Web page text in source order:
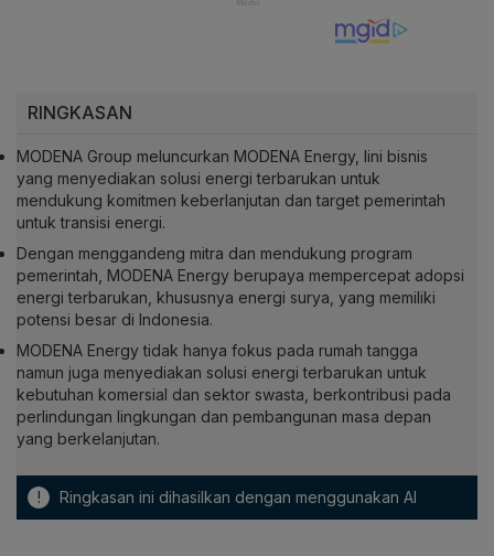
RINGKASAN
MODENA Group meluncurkan MODENA Energy, lini bisnis
yang menyediakan solusi energi terbarukan untuk
mendukung komitmen keberlanjutan dan target pemerintah
untuk transisi energi.
Dengan menggandeng mitra dan mendukung program
pemerintah, MODENA Energy berupaya mempercepat adopsi
energi terbarukan, khususnya energi surya, yang memiliki
potensi besar di Indonesia.
MODENA Energy tidak hanya fokus pada rumah tangga
namun juga menyediakan solusi energi terbarukan untuk
kebutuhan komersial dan sektor swasta, berkontribusi pada
perlindungan lingkungan dan pembangunan masa depan
yang berkelanjutan.
! Ringkasan ini dihasilkan dengan menggunakan AI